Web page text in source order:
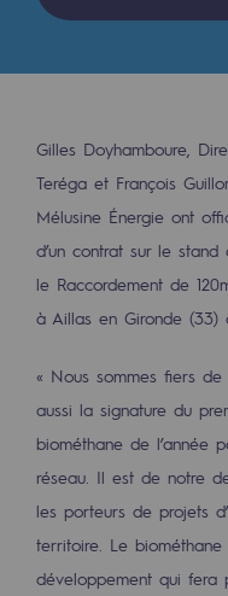
Les énergies
Les
Gaz
Gaz
Méthanation
Captage de
Nouveaux
Concertations
Espace
Espace
Gilles Doyhamboure,
Teréga et François
Mélusine Énergie ont
d’un contrat sur le
le Raccordement de
à Aillas en Gironde (33)
« Nous sommes fiers
aussi la signature du
biométhane de l’année
réseau. Il est de notre
les porteurs de projets
territoire. Le
développement qui fera